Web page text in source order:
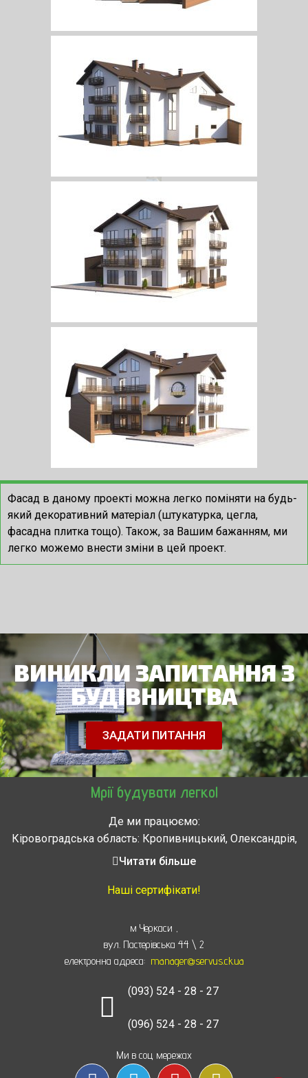
Фасад в даному проекті можна легко поміняти на будь-
який декоративний матеріал (штукатурка, цегла,
фасадна плитка тощо). Також, за Вашим бажанням, ми
легко можемо внести зміни в цей проект.
ВИНИКЛИ ЗАПИТАННЯ З
БУДІВНИЦТВА
ЗАДАТИ ПИТАННЯ
Мрії будувати легко!
Де ми працюємо:
Кіровоградська область: Кропивницький, Олександрія,
Знам’янка, Долинська, Новоархангельськ, Світловодськ
Звенигородка, Золотоноша, Каменка, Канев, Корсунь-
Монастырище, Смела, Тальное, Умань, Христиновка.
Черкассы, Чигирин, Чорнобай, Шпола
Читати більше
Наші сертифікати!
м Черкаси
вул. Пастерівська 44 \ 2
електронна адреса: manager@servus.ck.ua
(093) 524 - 28 - 27
(096) 524 - 28 - 27
Ми в соц мережах